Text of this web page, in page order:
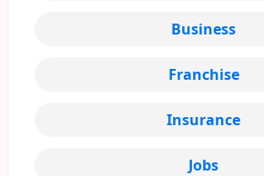
Business
Franchise
Insurance
Jobs